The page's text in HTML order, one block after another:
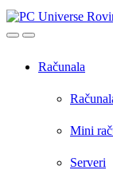
OpenClose
Računala
Mini
Serveri